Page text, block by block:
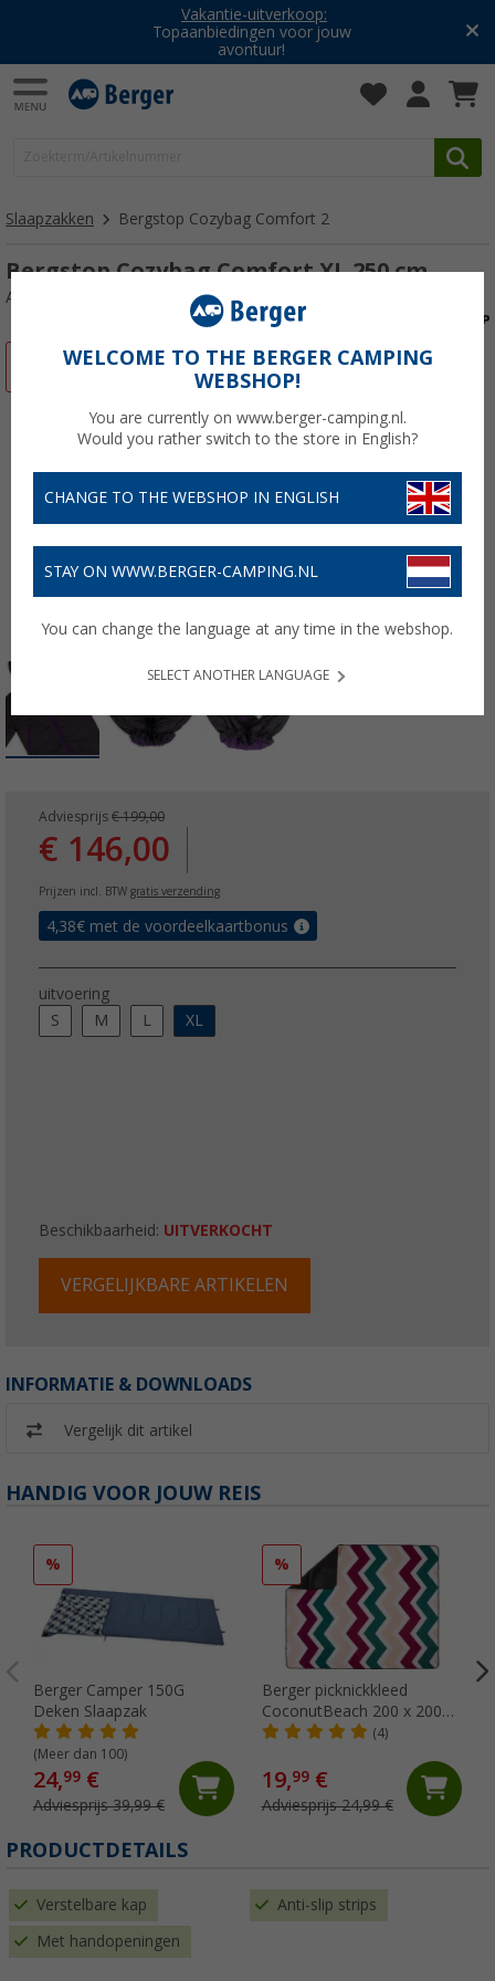
Vakantie-uitverkoop:
Topaanbiedingen voor jouw
avontuur!
Slaapzakken Bergstop Cozybag Comfort 2
Bergstop Cozybag Comfort XL 250 cm
Artikelnr: 305668
-26%
Adviesprijs € 199,00
€ 146,00
Prijzen incl. BTW gratis verzending
4,38€ met de voordeelkaartbonus
uitvoering
S
M L XL
Beschikbaarheid: UITVERKOCHT
VERGELIJKBARE ARTIKELEN
INFORMATIE & DOWNLOADS
Vergelijk dit artikel
HANDIG VOOR JOUW REIS
%
Berger Camper 150G
Deken Slaapzak
(Meer dan 100)
24,99 €
Adviesprijs 39,99 €
%
Berger picknickkleed
CoconutBeach 200 x 200
cm
(4)
19,99€
Adviesprijs 24,99 €
PRODUCTDETAILS
Verstelbare kap Anti-slip strips
Met handopeningen
WELCOME TO THE BERGER CAMPING
WEBSHOP!
You are currently on www.berger-camping.nl.
Would you rather switch to the store in English?
CHANGE TO THE WEBSHOP IN ENGLISH
STAY ON WWW.BERGER-CAMPING.NL
You can change the language at any time in the webshop.
SELECT ANOTHER LANGUAGE